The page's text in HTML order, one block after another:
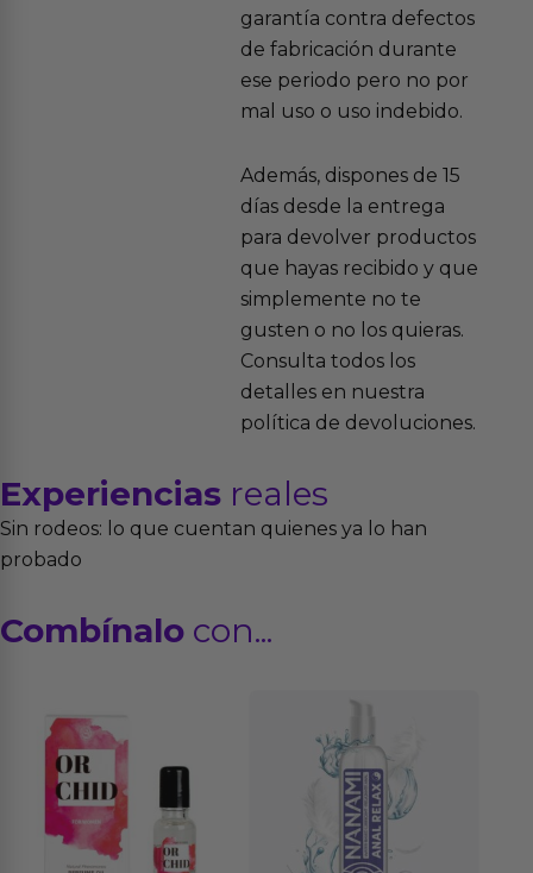
garantía contra defectos
de fabricación durante
ese periodo pero no por
mal uso o uso indebido.
Además, dispones de 15
días desde la entrega
para devolver productos
que hayas recibido y que
simplemente no te
gusten o no los quieras.
Consulta todos los
detalles en nuestra
política de devoluciones.
Experiencias reales
Sin rodeos: lo que cuentan quienes ya lo han
probado
Combínalo con...